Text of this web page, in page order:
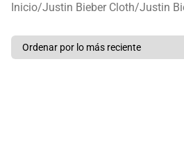
Inicio/Justin Bieber Cloth/Justin